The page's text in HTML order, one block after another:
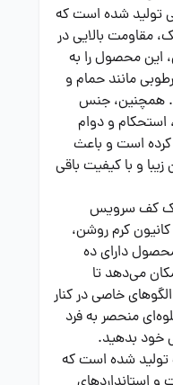
تولید شده است که
مقاومت بالایی در
این محصول را به
مانند حمام و
همچنین، جنس
و دوام
کرده است و باعث
و با کیفیت باقی
کف سرویس
کرم روشن،
دارای ده
می‌دهد تا
خاصی در کنار
منحصر به فرد
خود بدهید.
تولید شده است که